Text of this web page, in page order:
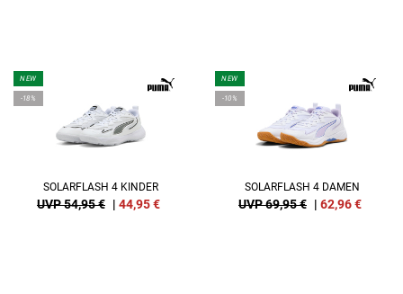
NEW
-18%
SOLARFLASH 4 KINDER
UVP 54,95 € | 44,95€
NEW
-10%
SOLARFLASH 4 DAMEN
UVP 69,95 € | 62,96€